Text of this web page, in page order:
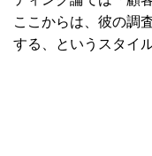
ここからは、彼の調
する、というスタイ